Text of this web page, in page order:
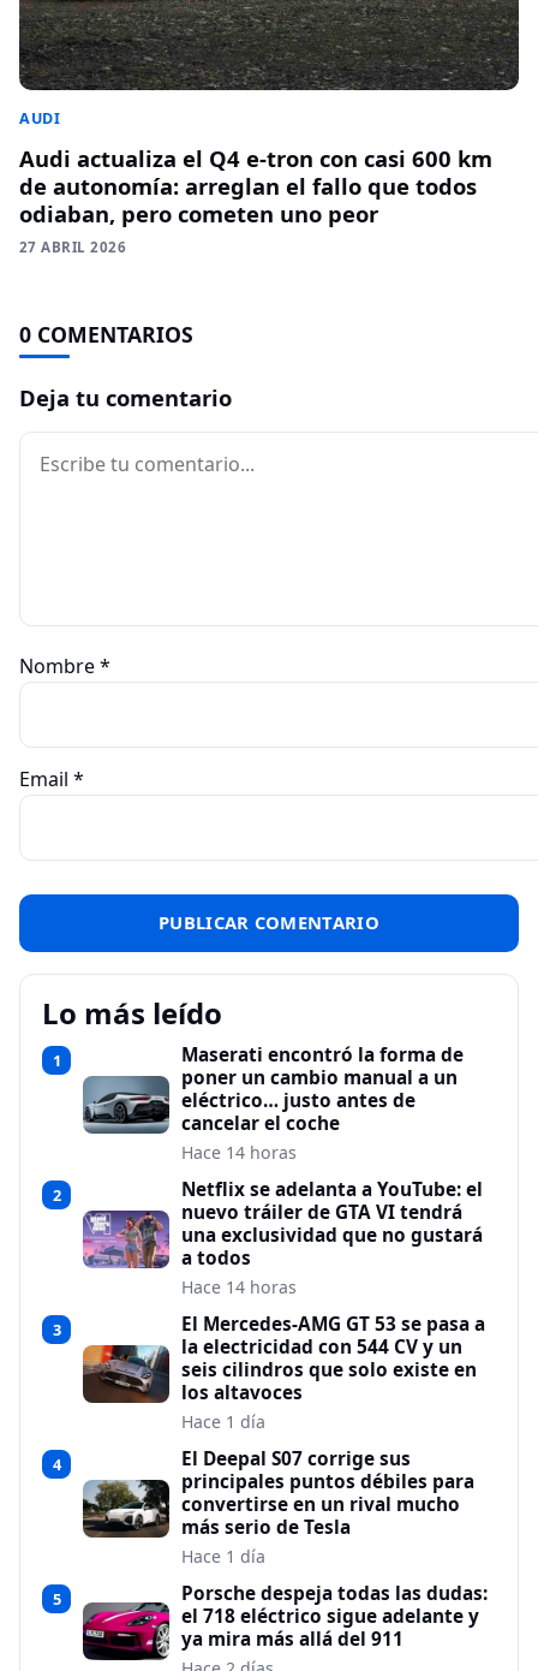
AUDI
Audi actualiza el Q4 e-tron con casi 600 km
de autonomía: arreglan el fallo que todos
odiaban, pero cometen uno peor
27 ABRIL 2026
0 COMENTARIOS
Deja tu comentario
Comentario
Nombre*
Email *
Lo más leído
1
Maserati encontró la forma de
poner un cambio manual a un
eléctrico… justo antes de
cancelar el coche
Hace 14 horas
2
Netflix se adelanta a YouTube: el
nuevo tráiler de GTA VI tendrá
una exclusividad que no gustará
a todos
Hace 14 horas
3
El Mercedes-AMG GT 53 se pasa a
la electricidad con 544 CV y un
seis cilindros que solo existe en
los altavoces
Hace 1 día
4
El Deepal S07 corrige sus
principales puntos débiles para
convertirse en un rival mucho
más serio de Tesla
Hace 1 día
5
Porsche despeja todas las dudas:
el 718 eléctrico sigue adelante y
ya mira más allá del 911